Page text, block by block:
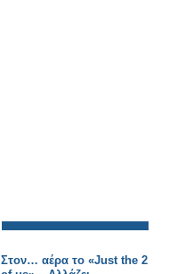
Στον… αέρα το «Just the 2